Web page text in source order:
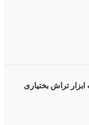
ابزار تراش بختیاری